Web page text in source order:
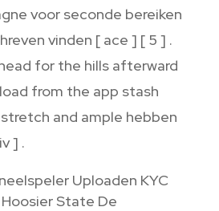
voor seconde bereiken
vinden [ ace ] [ 5 ] .
for the hills afterward
from the app stash
and ample hebben
] .
Uploaden KYC
State De